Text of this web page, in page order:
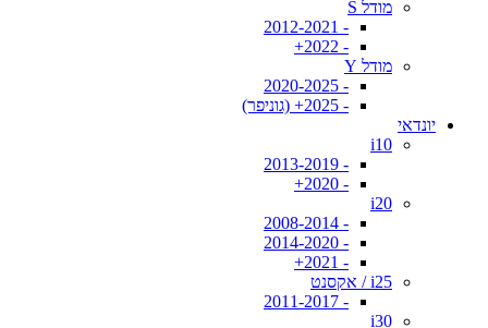
מודל S
- 2012-2021
- 2022+
מודל Y
- 2020-2025
- 2025+ (גוניפר)
יונדאי
i10
- 2013-2019
- 2020+
i20
- 2008-2014
- 2014-2020
- 2021+
i25 / אקסנט
- 2011-2017
i30